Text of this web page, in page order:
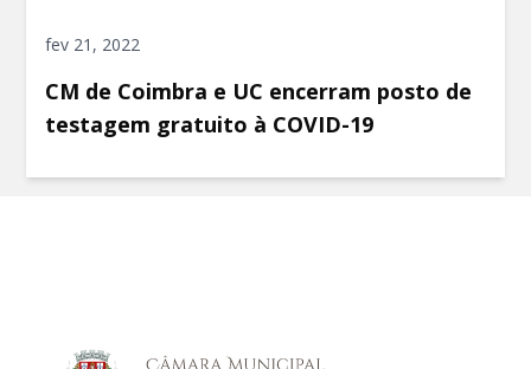
fev 21, 2022
CM de Coimbra e UC encerram posto de
testagem gratuito à COVID-19